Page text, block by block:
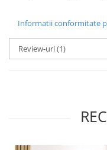
Informatii conformitate
Review-uri(1)